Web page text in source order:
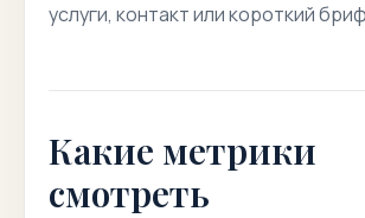
услуги, контакт или короткий
Какие метрики
смотреть